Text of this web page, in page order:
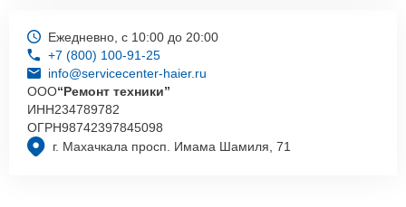
г. Махачкала просп. Имама Шамиля, 71
Ежедневно, с 10:00 до 20:00
+7 (800) 100-91-25
info@servicecenter-haier.ru
ООО“Ремонт техники”
ИНН234789782
ОГРН98742397845098